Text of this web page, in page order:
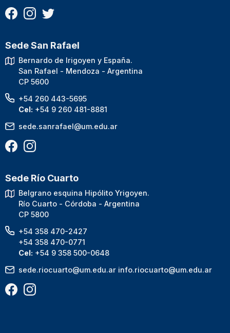
Sede San Rafael
Bernardo de Irigoyen y España.
San Rafael - Mendoza - Argentina
CP 5600
+54 260 443-5695
Cel: +54 9 260 481-8881
sede.sanrafael@um.edu.ar
Sede Río Cuarto
Belgrano esquina Hipólito Yrigoyen.
Río Cuarto - Córdoba - Argentina
CP 5800
+54 358 470-2427
+54 358 470-0771
Cel: +54 9 358 500-0648
sede.riocuarto@um.edu.ar info.riocuarto@um.edu.ar